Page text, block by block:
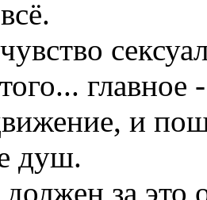
и
душ.
за это